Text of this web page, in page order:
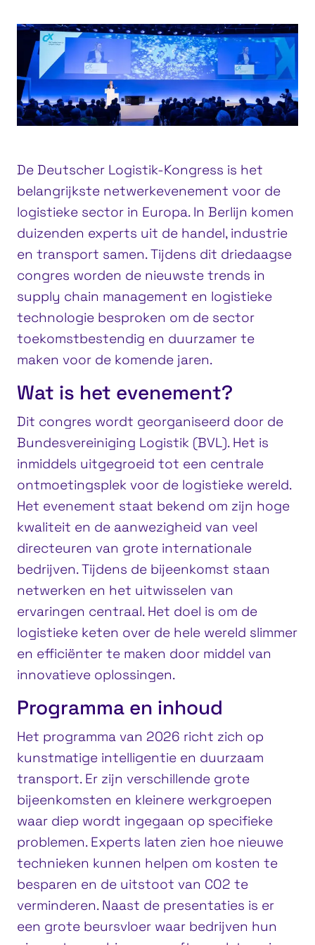
De Deutscher Logistik-Kongress is het
belangrijkste netwerkevenement voor de
logistieke sector in Europa. In Berlijn komen
duizenden experts uit de handel, industrie
en transport samen. Tijdens dit driedaagse
congres worden de nieuwste trends in
supply chain management en logistieke
technologie besproken om de sector
toekomstbestendig en duurzamer te
maken voor de komende jaren.
Wat is het evenement?
Dit congres wordt georganiseerd door de
Bundesvereiniging Logistik (BVL). Het is
inmiddels uitgegroeid tot een centrale
ontmoetingsplek voor de logistieke wereld.
Het evenement staat bekend om zijn hoge
kwaliteit en de aanwezigheid van veel
directeuren van grote internationale
bedrijven. Tijdens de bijeenkomst staan
netwerken en het uitwisselen van
ervaringen centraal. Het doel is om de
logistieke keten over de hele wereld slimmer
en efficiënter te maken door middel van
innovatieve oplossingen.
Programma en inhoud
Het programma van 2026 richt zich op
kunstmatige intelligentie en duurzaam
transport. Er zijn verschillende grote
bijeenkomsten en kleinere werkgroepen
waar diep wordt ingegaan op specifieke
problemen. Experts laten zien hoe nieuwe
technieken kunnen helpen om kosten te
besparen en de uitstoot van CO2 te
verminderen. Naast de presentaties is er
een grote beursvloer waar bedrijven hun